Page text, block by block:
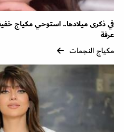
في ذكرى ميلادها.. استوحي مكياج
عرفة
مكياج النجمات